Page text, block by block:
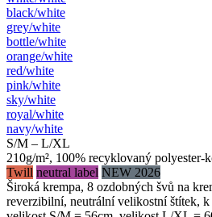
black/​white
grey/​white
bottle/​white
orange/​white
red/​white
pink/​white
sky/​white
royal/​white
navy/​white
S/M – L/XL
210g/m², 100% recyklovaný polyester-
Twill neutral label NEW 2026
Široká krempa, 8 ozdobných švů na
reverzibilní, neutrální velikostní štítek,